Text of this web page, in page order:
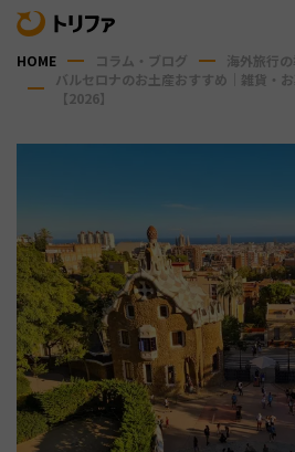
HOME コラム・ブログ
海外旅行
バルセロナのお土産おすすめ｜雑貨・
【2026】